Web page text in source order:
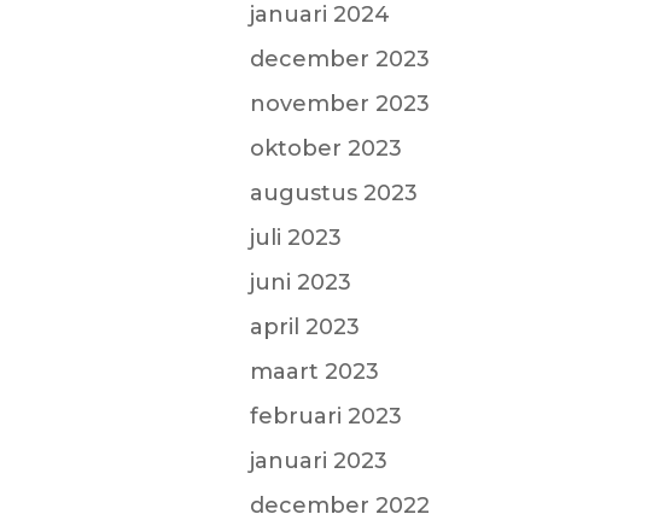
januari 2024
december 2023
november 2023
oktober 2023
augustus 2023
juli 2023
juni 2023
april 2023
maart 2023
februari 2023
januari 2023
december 2022